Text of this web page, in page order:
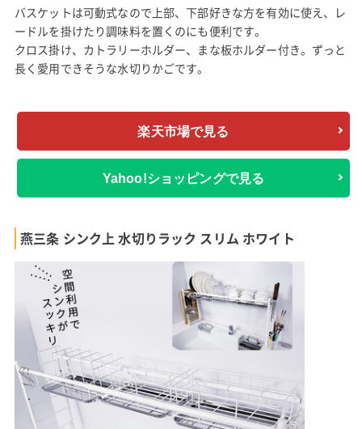
バスケットは可動式なので上部、下部好きな方を有効に使え、レ
ードルを掛けたり調味料を置くのにも便利です。
クロス掛け、カトラリーホルダー、まな板ホルダー付き。ずっと
長く愛用できそうな水切りかごです。
楽天市場で見る
Yahoo!ショッピングで見る
燕三条 シンク上 水切りラック スリム ホワイト